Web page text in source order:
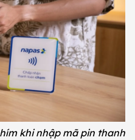
khi nhập mã pin thanh